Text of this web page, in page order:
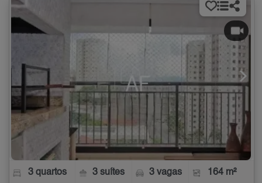
3 quartos 3 suítes 3 vagas 164 m²